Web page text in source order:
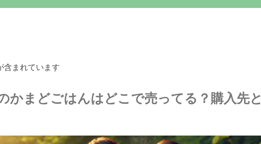
含まれています
かまどごはんはどこで売ってる？購入先と